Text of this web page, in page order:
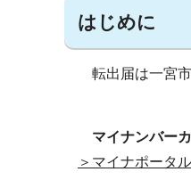
はじめに
転出届は一宮市
マイナンバー
＞マイナポータ